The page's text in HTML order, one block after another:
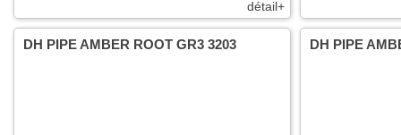
détail+
DH PIPE AMBER ROOT GR3 3203 DH PIPE